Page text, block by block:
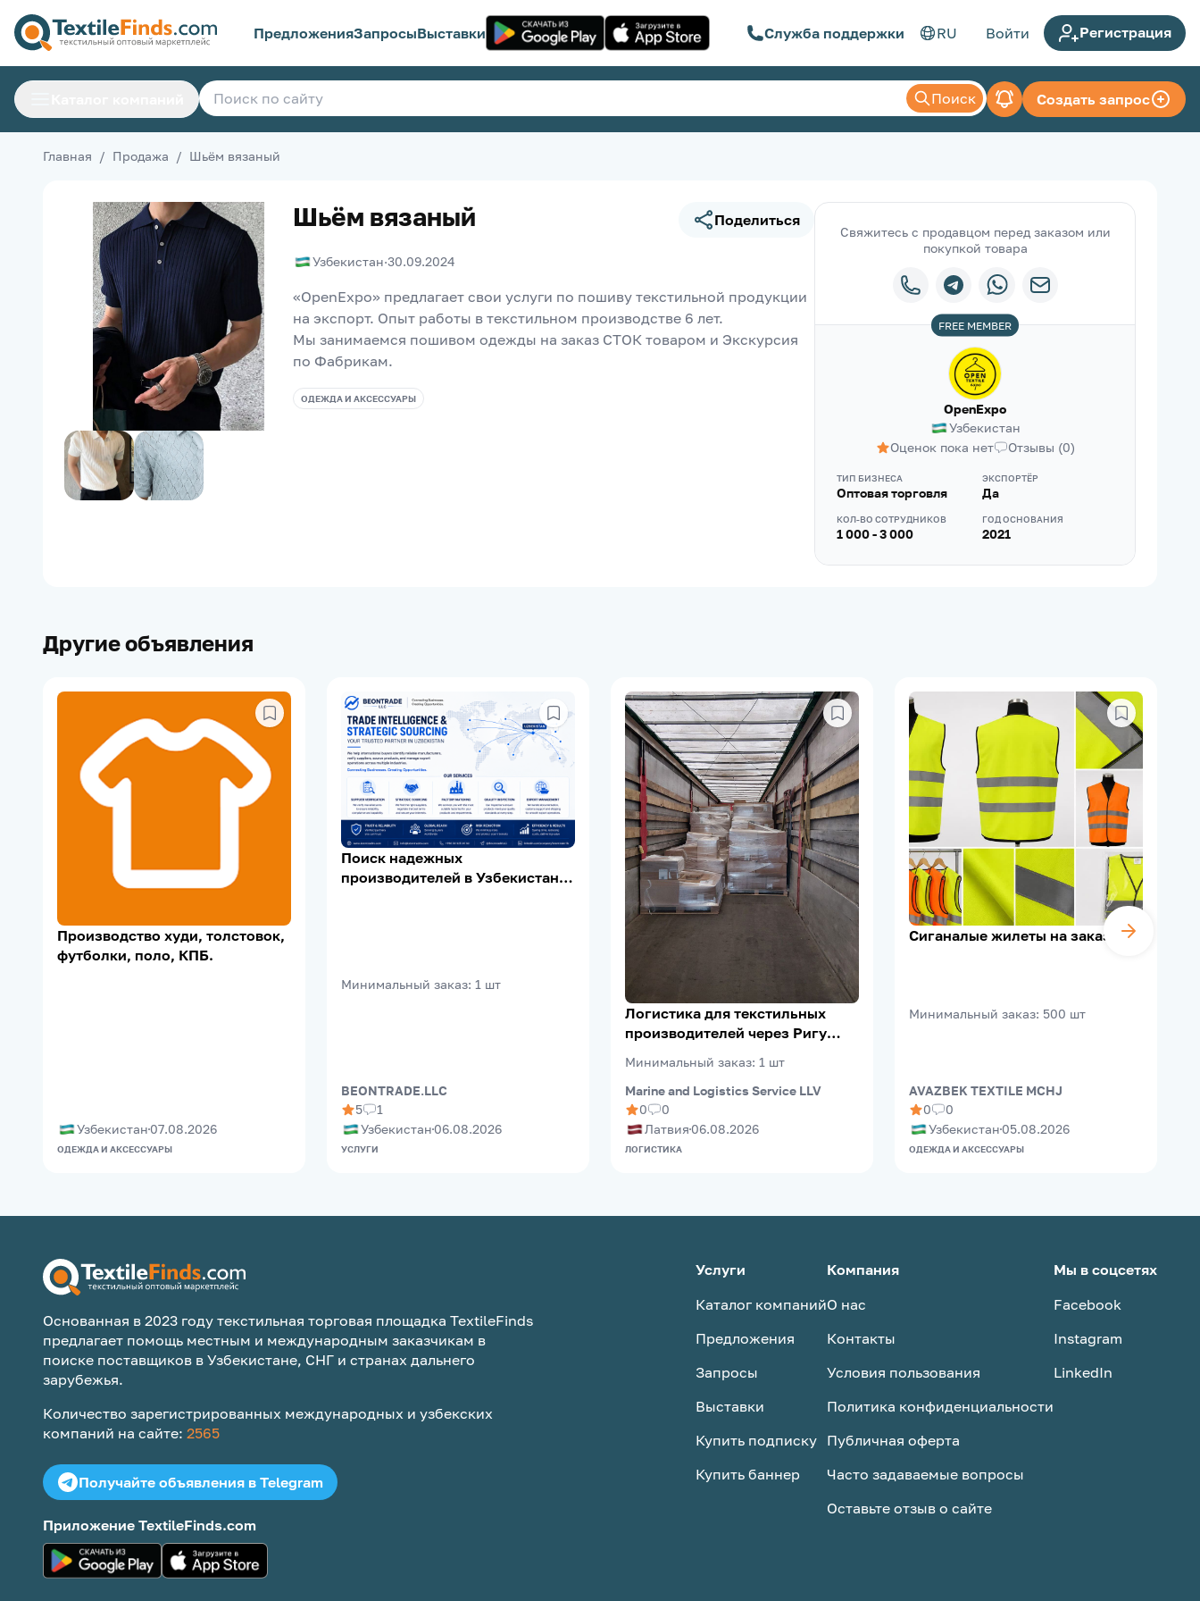
ПредложенияЗапросыВыставки Служба поддержки RU Войти Регистрация
Поиск Создать запрос
Главная / Продажа / Шьём вязаный
Шьём вязаный Поделиться
Узбекистан·30.09.2024
«OpenExpo» предлагает свои услуги по пошиву текстильной продукции
на экспорт. Опыт работы в текстильном производстве 6 лет.
Мы занимаемся пошивом одежды на заказ СТОК товаром и Экскурсия
по Фабрикам.
ОДЕЖДА И АКСЕССУАРЫ
Свяжитесь с продавцом перед заказом или
покупкой товара
OpenExpo
Узбекистан
Оценок пока нет
Отзывы (0)
ТИП БИЗНЕСА
Оптовая торговля
ЭКСПОРТЁР
Да
КОЛ-ВО СОТРУДНИКОВ
1 000 - 3 000
ГОД ОСНОВАНИЯ
2021
FREE MEMBER
Другие объявления
Производство худи, толстовок,
футболки, поло, КПБ.
Узбекистан 07.08.2026
ОДЕЖДА И АКСЕССУАРЫ
Поиск надежных
производителей в Узбекистане |
Минимальный заказ: 1 шт
BEONTRADE.LLC
5
1
Узбекистан 06.08.2026
УСЛУГИ
Логистика для текстильных
производителей через Ригу
Минимальный заказ: 1 шт
Marine and Logistics Service LLV
0
0
Латвия 06.08.2026
ЛОГИСТИКА
Сиганалые жилеты на заказ
Минимальный заказ: 500 шт
AVAZBEK TEXTILE MCHJ
0
0
Узбекистан 05.08.2026
ОДЕЖДА И АКСЕССУАРЫ
Основанная в 2023 году текстильная торговая площадка TextileFinds
предлагает помощь местным и международным заказчикам в
поиске поставщиков в Узбекистане, СНГ и странах дальнего
зарубежья.
Количество зарегистрированных международных и узбекских
компаний на сайте: 2565
Получайте объявления в Telegram
Приложение TextileFinds.com
Услуги
Каталог компаний
Предложения
Запросы
Выставки
Купить подписку
Купить баннер
Компания
О нас
Контакты
Условия пользования
Политика конфиденциальности
Публичная оферта
Часто задаваемые вопросы
Оставьте отзыв о сайте
Мы в соцсетях
Facebook
Instagram
LinkedIn